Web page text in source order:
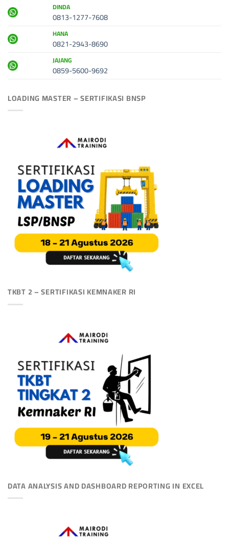
DINDA
0813-1277-7608
HANA
0821-2943-8690
JAJANG
0859-5600-9692
LOADING MASTER – SERTIFIKASI BNSP
TKBT 2 – SERTIFIKASI KEMNAKER RI
DATA ANALYSIS AND DASHBOARD REPORTING IN EXCEL